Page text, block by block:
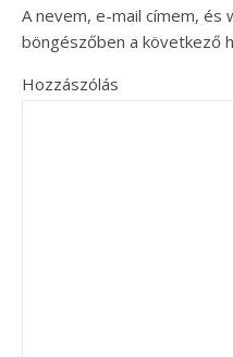
A nevem, e-mail címem, és
böngészőben a következő
Hozzászólás